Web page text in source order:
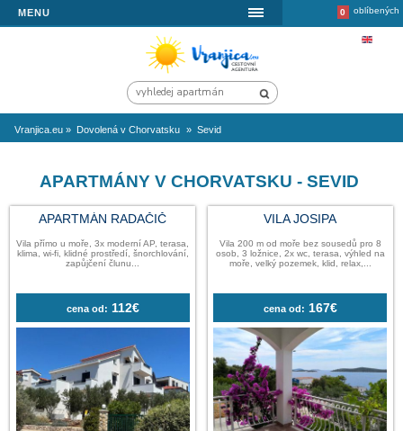
MENU
APARTMÁNY V CHORVATSKU -
APARTMÁN RADAČIČ
klima, wi-fi, klidné prostředí, šnorchlování,
zapůjčení člunu...
cena od:112€
VILA
osob, 3 ložnice, 2x wc,
moře, velký pozemek,
cena od: